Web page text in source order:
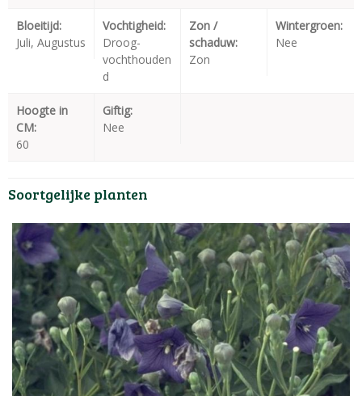
Bloeitijd:
Juli, Augustus
Vochtigheid:
Droog-
vochthouden
d
Zon /
schaduw:
Zon
Wintergroen:
Nee
Hoogte in
CM:
60
Giftig:
Nee
Soortgelijke planten